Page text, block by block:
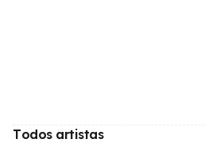
Todos artistas